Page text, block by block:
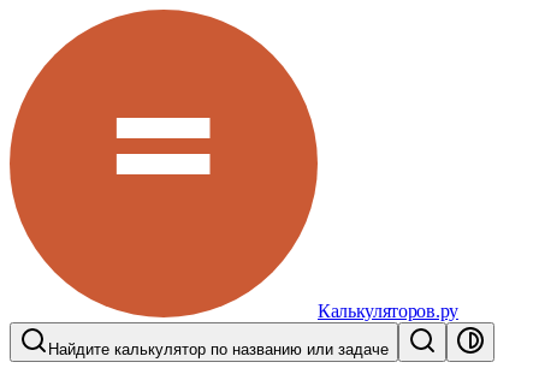
Калькуляторов.ру
Найдите калькулятор по названию или задаче